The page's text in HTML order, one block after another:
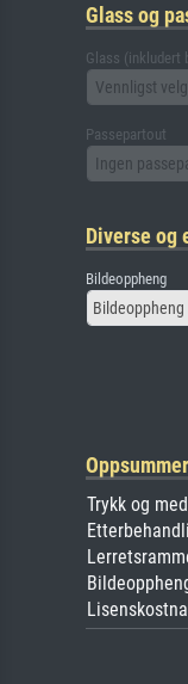
Glass og
Glass (inkludert
Vennligst velg
Passepartout
Ingen
Diverse og
Bildeoppheng
Trykk og